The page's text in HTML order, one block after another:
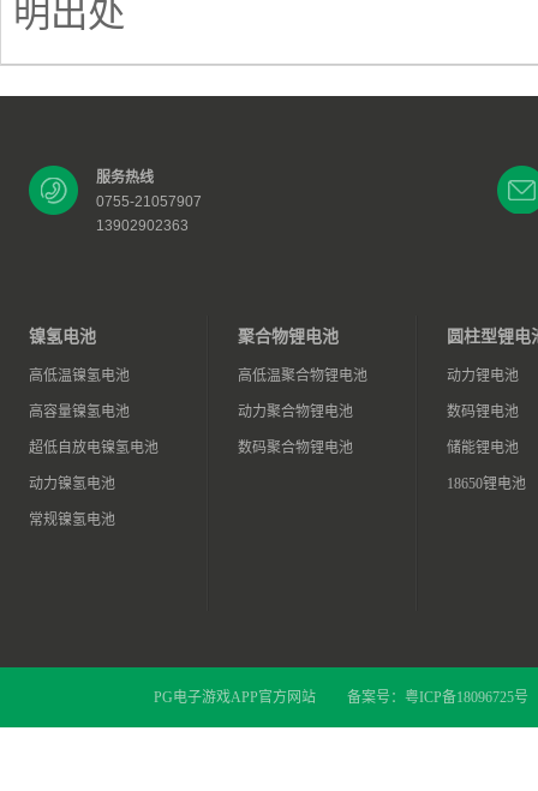
明出处
服务热线
0755-21057907
13902902363
镍氢电池
高低温镍氢电池
高容量镍氢电池
超低自放电镍氢电池
动力镍氢电池
常规镍氢电池
聚合物锂电池
高低温聚合物锂电池
动力聚合物锂电池
数码聚合物锂电池
圆柱型锂电
动力锂电池
数码锂电池
储能锂电池
18650锂电池
PG电子游戏APP官方网站 备案号： 粤ICP备18096725号